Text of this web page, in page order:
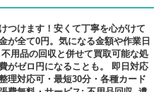
つけます！安くて丁寧を心がけて
が全て0円。気になる金額や作業日
用品の回収と併せて買取可能な処
がゼロ円になることも。 即日対応
理対応可・最短30分・各種カード